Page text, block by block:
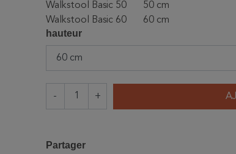
Walkstool Basic 50 50 cm
Walkstool Basic 60
60 cm
hauteur
- +
Partager